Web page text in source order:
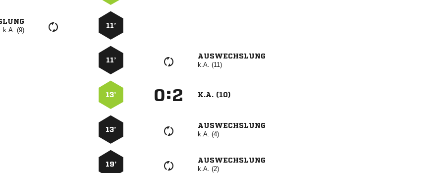
k.A. (9)
11’
11’
AUSWECHSLUNG
k.A. (11)
13’ : K.A. (10)
13’
AUSWECHSLUNG
k.A. (4)
19’
AUSWECHSLUNG
k.A. (2)